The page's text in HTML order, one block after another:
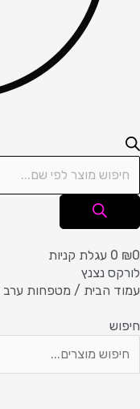
₪0
0 עגלת קניות
לורקס נצנץ
עמוד הבית / מטפחות ערב
חיפוש